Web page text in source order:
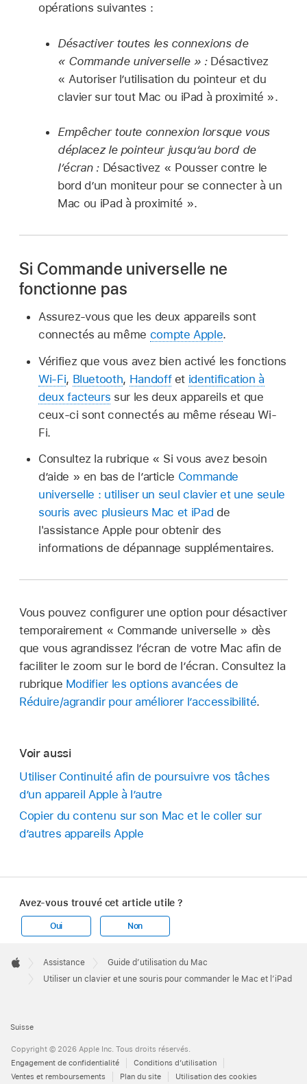
opérations suivantes :
Désactiver toutes les connexions de
« Commande universelle » :Désactivez
« Autoriser l’utilisation du pointeur et du
clavier sur tout Mac ou iPad à proximité ».
Empêcher toute connexion lorsque vous
déplacez le pointeur jusqu’au bord de
l’écran :Désactivez « Pousser contre le
bord d’un moniteur pour se connecter à un
Mac ou iPad à proximité ».
Si Commande universelle ne
fonctionne pas
Assurez-vous que les deux appareils sont
connectés au même compte Apple.
Vérifiez que vous avez bien activé les fonctions
Wi-Fi, Bluetooth, Handoffet identification à
deux facteurs sur les deux appareils et que
ceux-ci sont connectés au même réseau Wi-
Fi.
Consultez la rubrique « Si vous avez besoin
d’aide » en bas de l’article Commande
universelle : utiliser un seul clavier et une seule
souris avec plusieurs Mac et iPad de
l'assistance Apple pour obtenir des
informations de dépannage supplémentaires.
Vous pouvez configurer une option pour désactiver
temporairement « Commande universelle » dès
que vous agrandissez l’écran de votre Mac afin de
faciliter le zoom sur le bord de l’écran. Consultez la
rubrique Modifier les options avancées de
Réduire/agrandir pour améliorer l’accessibilité.
Voir aussi
Utiliser Continuité afin de poursuivre vos tâches
d’un appareil Apple à l’autre
Copier du contenu sur son Mac et le coller sur
d’autres appareils Apple
Avez-vous trouvé cet article utile ?
Oui Non
Footer

Apple
Assistance
Guide d’utilisation du Mac
Utiliser un clavier et une souris pour commander le Mac et l’iPad
Suisse
Copyright © 2026 Apple Inc. Tous droits réservés.
Engagement de confidentialité
Conditions d’utilisation
Ventes et remboursements
Plan du site Utilisation des cookies